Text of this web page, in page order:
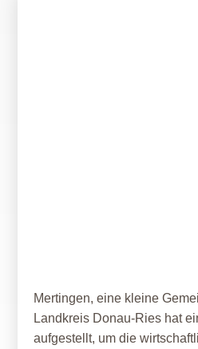
Mertingen, eine kleine
Landkreis Donau-Ries hat
aufgestellt, um die